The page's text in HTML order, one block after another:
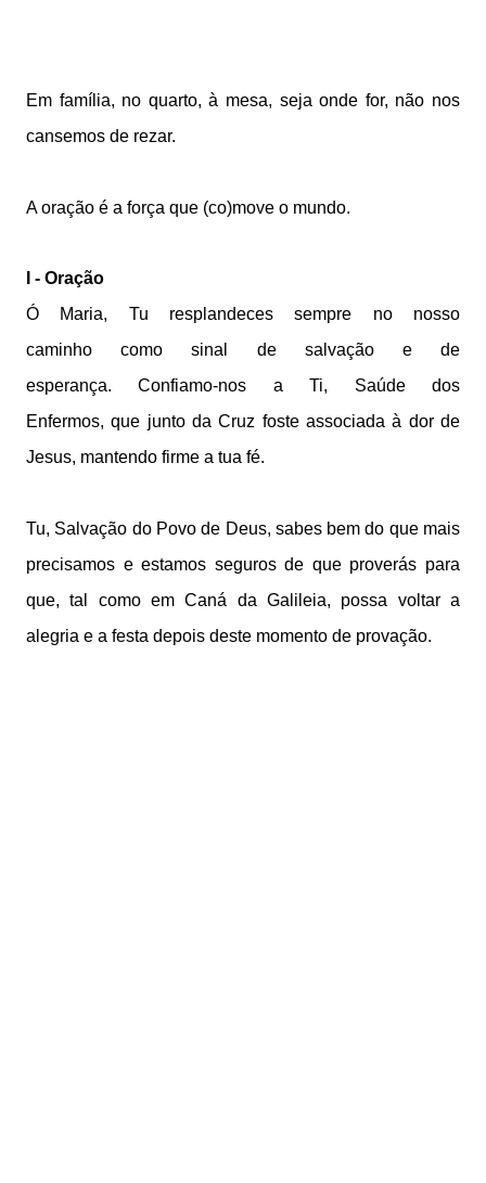
Em família, no quarto, à mesa, seja onde for, não nos
cansemos de rezar.
A oração é a força que (co)move o mundo.
I - Oração
Ó Maria, Tu resplandeces sempre no nosso
caminhocomo sinal de salvação e de
esperança.Confiamo-nos a Ti, Saúde dos
Enfermos,que junto da Cruz foste associada à dor de
Jesus, mantendo firme a tua fé.
Tu, Salvação do Povo de Deus, sabes bem do que mais
precisamos e estamos seguros de que proverás para
que, tal como em Caná da Galileia, possa voltar a
alegria e a festa depois deste momento de provação.